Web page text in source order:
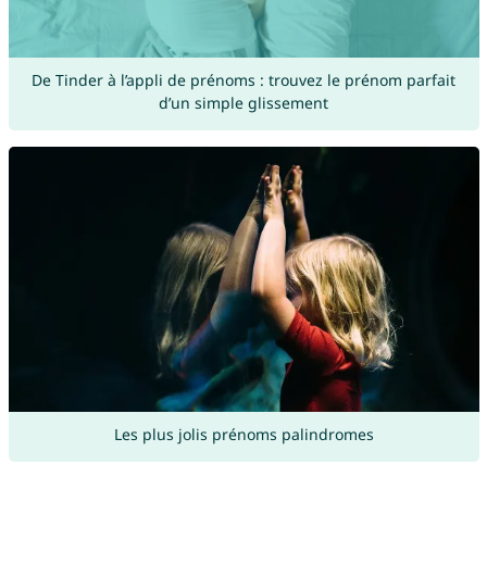
De Tinder à l’appli de prénoms : trouvez le prénom parfait
d’un simple glissement
Les plus jolis prénoms palindromes